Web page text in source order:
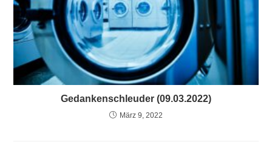
Gedankenschleuder (09.03.2022)
März 9, 2022